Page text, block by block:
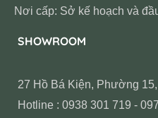
Nơi cấp: Sở kế hoạch và
SHOWROOM
27 Hồ Bá Kiện, Phường
Hotline : 0938 301 719 -